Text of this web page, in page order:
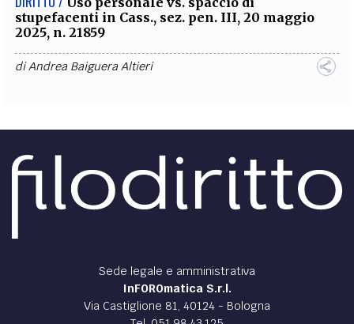
stupefacenti in Cass., sez. pen. III, 20 maggio
2025, n. 21859
diAndrea Baiguera Altieri
Sede legale e amministrativa
InFOROmatica S.r.l.
Via Castiglione 81, 40124 - Bologna